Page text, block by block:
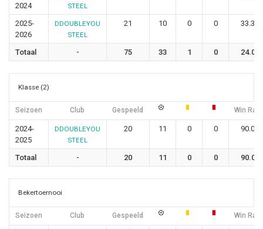
2024
STEEL
2025-
2026
DDOUBLEYOU
STEEL
21 10 0 0 33.33
Totaal - 75 33 1 0 24.00
Klasse (2)
Seizoen Club Gespeeld Win
2024-
2025
DDOUBLEYOU
STEEL
20 11 0 0 90.00
Totaal - 20 11 0 0 90.00
Bekertoernooi
Seizoen Club Gespeeld Win